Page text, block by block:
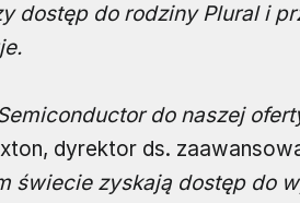
dostęp do rodziny Plural i
do naszej
dyrektor ds.
świecie zyskają dostęp do